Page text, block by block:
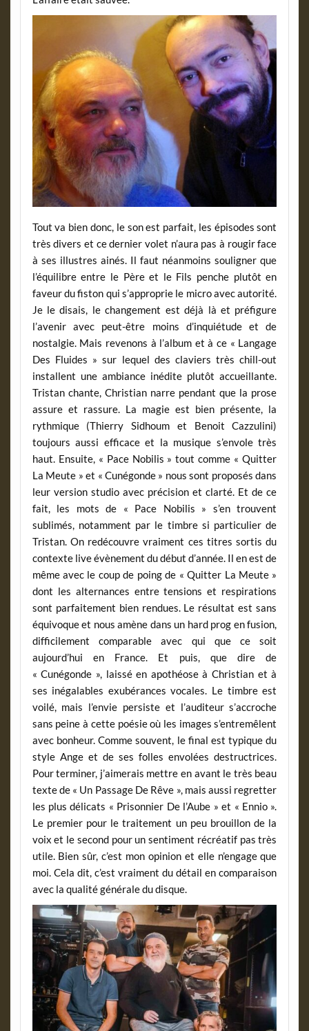
Tout va bien donc, le son est parfait, les épisodes sont
très divers et ce dernier volet n’aura pas à rougir face
à ses illustres ainés. Il faut néanmoins souligner que
l’équilibre entre le Père et le Fils penche plutôt en
faveur du fiston qui s’approprie le micro avec autorité.
Je le disais, le changement est déjà là et préfigure
l’avenir avec peut-être moins d’inquiétude et de
nostalgie. Mais revenons à l’album et à ce « Langage
Des Fluides » sur lequel des claviers très chill-out
installent une ambiance inédite plutôt accueillante.
Tristan chante, Christian narre pendant que la prose
assure et rassure. La magie est bien présente, la
rythmique (Thierry Sidhoum et Benoit Cazzulini)
toujours aussi efficace et la musique s’envole très
haut. Ensuite, « Pace Nobilis » tout comme « Quitter
La Meute » et « Cunégonde » nous sont proposés dans
leur version studio avec précision et clarté. Et de ce
fait, les mots de « Pace Nobilis » s’en trouvent
sublimés, notamment par le timbre si particulier de
Tristan. On redécouvre vraiment ces titres sortis du
contexte live évènement du début d’année. Il en est de
même avec le coup de poing de « Quitter La Meute »
dont les alternances entre tensions et respirations
sont parfaitement bien rendues. Le résultat est sans
équivoque et nous amène dans un hard prog en fusion,
difficilement comparable avec qui que ce soit
aujourd’hui en France. Et puis, que dire de
« Cunégonde », laissé en apothéose à Christian et à
ses inégalables exubérances vocales. Le timbre est
voilé, mais l’envie persiste et l’auditeur s’accroche
sans peine à cette poésie où les images s’entremêlent
avec bonheur. Comme souvent, le final est typique du
style Ange et de ses folles envolées destructrices.
Pour terminer, j’aimerais mettre en avant le très beau
texte de « Un Passage De Rêve », mais aussi regretter
les plus délicats « Prisonnier De l’Aube » et « Ennio ».
Le premier pour le traitement un peu brouillon de la
voix et le second pour un sentiment récréatif pas très
utile. Bien sûr, c’est mon opinion et elle n’engage que
moi. Cela dit, c’est vraiment du détail en comparaison
avec la qualité générale du disque.